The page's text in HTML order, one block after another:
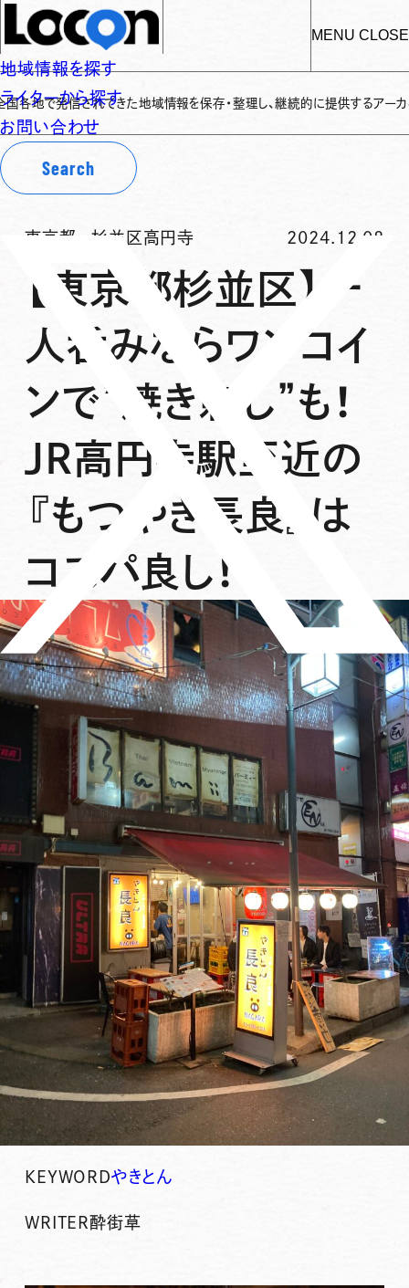
MENU CLOSE
地域情報を探す
ライターから探す
お問い合わせ
Search
てきた地域情報を保存・整理し、継続的に提供するアーカイブサイトです✌
東京都 -杉並区高円寺 2024.12.08
【東京都杉並区】一
人呑みならワンコイ
ンで”焼き刺し”も！
JR高円寺駅至近の
『もつやき長良』は
コスパ良し！
KEYWORDやきとん
WRITER酔街草